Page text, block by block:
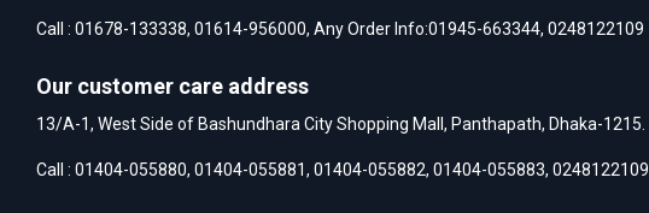
Call : 01678-133338, 01614-956000, Any Order Info:01945-663344, 0248122109
Our customer care address
13/A-1, West Side of Bashundhara City Shopping Mall, Panthapath, Dhaka-1215.
Call : 01404-055880, 01404-055881, 01404-055882, 01404-055883, 0248122109